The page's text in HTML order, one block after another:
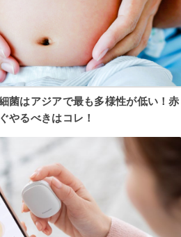
菌はアジアで最も多様性が低い！赤
やるべきはコレ！